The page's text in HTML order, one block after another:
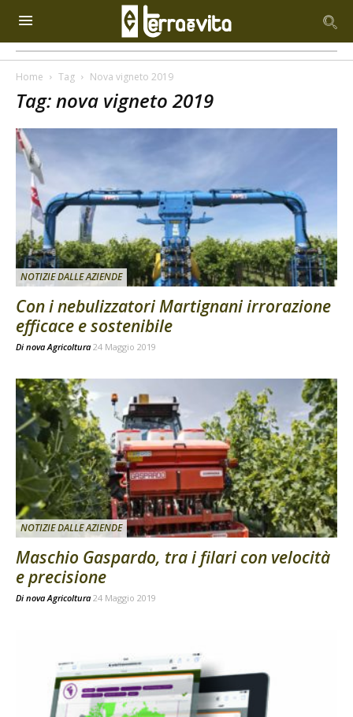
Home Tag Nova vigneto 2019
Tag: nova vigneto 2019
NOTIZIE DALLE AZIENDE
Con i nebulizzatori Martignani irrorazione
efficace e sostenibile
Di nova Agricoltura 24 Maggio 2019
NOTIZIE DALLE AZIENDE
Maschio Gaspardo, tra i filari con velocità
e precisione
Di nova Agricoltura 24 Maggio 2019